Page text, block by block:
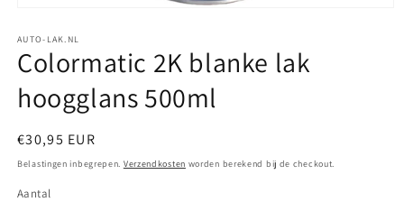
openen
in
modaal
AUTO-LAK.NL
Colormatic 2K blanke lak
hoogglans 500ml
Normale
prijs
€30,95 EUR
Belastingen inbegrepen. Verzendkosten worden berekend bij de checkout.
Aantal